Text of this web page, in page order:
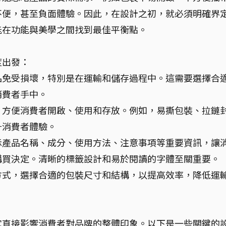
，甚至負面體驗。因此，在設計之初，就必須明確界
功能與美學之間找到最佳平衡點。
發：
受損壞，特別是在運輸和儲存過程中。這需要選擇合
者手中。
便消費者開啟、使用和存放。例如，易撕包裝、拉鏈
費者體驗。
品名稱、成分、使用方法、注意事項等重要資訊，讓
決定。清晰的標籤設計和易於閱讀的字體至關重要。
，選擇合適的包裝尺寸和結構，以提高效率，降低運
接影響消費者對品牌的整體印象。以下是一些關鍵的